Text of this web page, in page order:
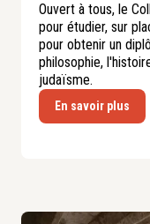
Ouvert à tous, le
pour étudier, sur
pour obtenir un
philosophie,
judaïsme.
En savoir plus